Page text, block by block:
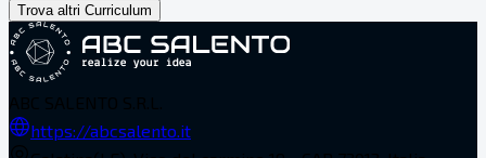
Trova altri Curriculum
https://abcsalento.it